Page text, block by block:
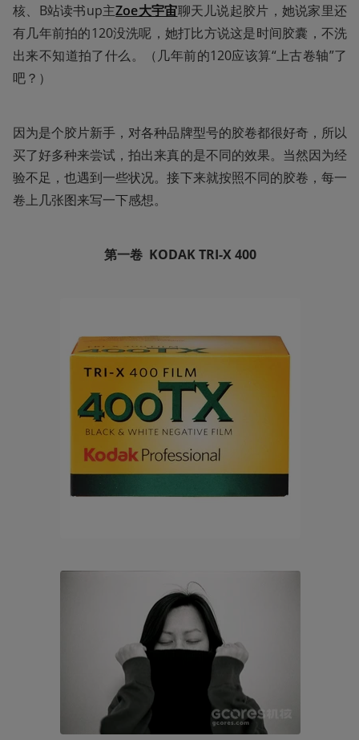
核、B站读书up主Zoe大宇宙聊天儿说起胶片，她说家里还
有几年前拍的120没洗呢，她打比方说这是时间胶囊，不洗
出来不知道拍了什么。（几年前的120应该算“上古卷轴”了
吧？）
因为是个胶片新手，对各种品牌型号的胶卷都很好奇，所以
买了好多种来尝试，拍出来真的是不同的效果。当然因为经
验不足，也遇到一些状况。接下来就按照不同的胶卷，每一
卷上几张图来写一下感想。
第一卷  KODAK TRI-X 400